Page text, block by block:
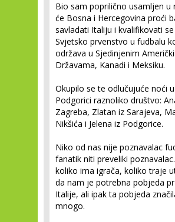
Bio sam poprilično usamljen u
će Bosna i Hercegovina proći
savladati Italiju i kvalifikovati
Svjetsko prvenstvo u fudbalu
održava u Sjedinjenim
Državama, Kanadi i Meksiku.
Okupilo se te odlučujuće noći u
Podgorici raznoliko društvo:
Zagreba, Zlatan iz Sarajeva,
Nikšića i Jelena iz Podgorice.
Niko od nas nije poznavalac
fanatik niti preveliki
koliko ima igrača, koliko traje
da nam je potrebna pobjeda
Italije, ali ipak ta pobjeda
mnogo.